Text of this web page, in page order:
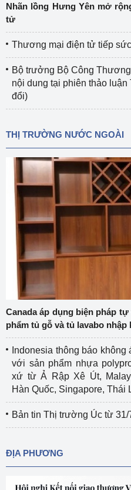
Nhãn lồng Hưng Yên mở
tử
Thương mại điện tử tiếp
Bộ trưởng Bộ Công
nội dung tại phiên thảo
đổi)
THỊ TRƯỜNG NƯỚC NGOÀI
Canada áp dụng biện pháp
phẩm tủ gỗ và tủ lavabo nhập
Indonesia thông báo
với sản phẩm nhựa
xứ từ Ả Rập Xê Út,
Hàn Quốc, Singapore, Thái
Bản tin Thị trường Úc từ 31/
ĐỊA PHƯƠNG